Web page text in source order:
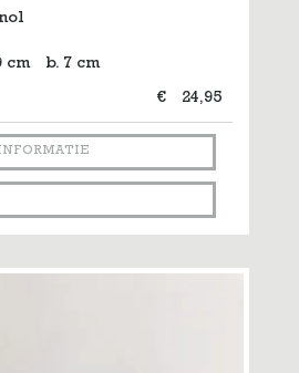
cm b. 7 cm
€ 24,95